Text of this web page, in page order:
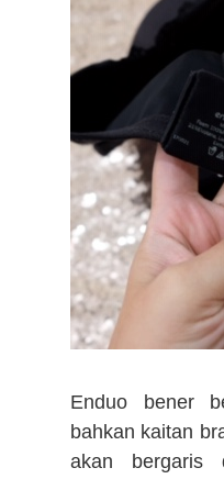
Enduo bener
bahkan kaitan
akan